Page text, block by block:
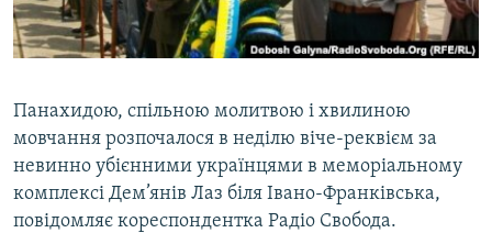
СВІДЧЕННЯ ОКУПАЦІЇ
УКРАЇНСЬКА ПРОБЛЕМА КРИМУ
Qırımtatar
Усі сайти RFE/RL
Панахидою, спільною молитвою і хвилиною
мовчання розпочалося в неділю віче-реквієм за
невинно убієнними українцями в меморіальному
комплексі Дем’янів Лаз біля Івано-Франківська,
повідомляє кореспондентка Радіо Свобода.